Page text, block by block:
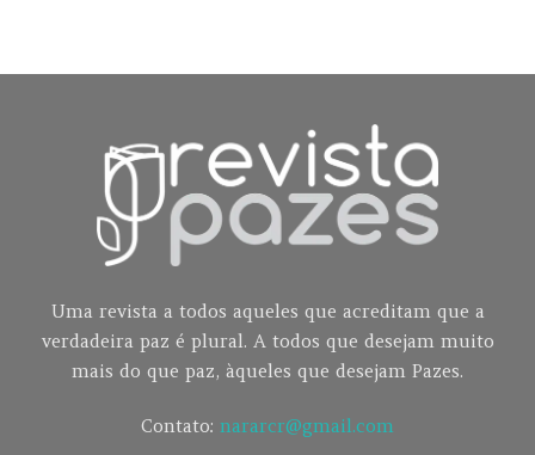
Uma revista a todos aqueles que acreditam que a
verdadeira paz é plural. A todos que desejam muito
mais do que paz, àqueles que desejam Pazes.
Contato: nararcr@gmail.com